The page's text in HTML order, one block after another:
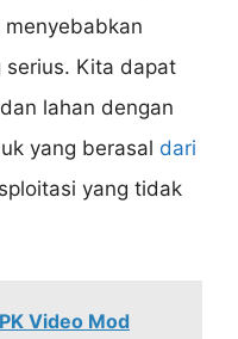
serius. Kita dapat
lahan dengan
yang berasal dari
yang tidak
Video Mod